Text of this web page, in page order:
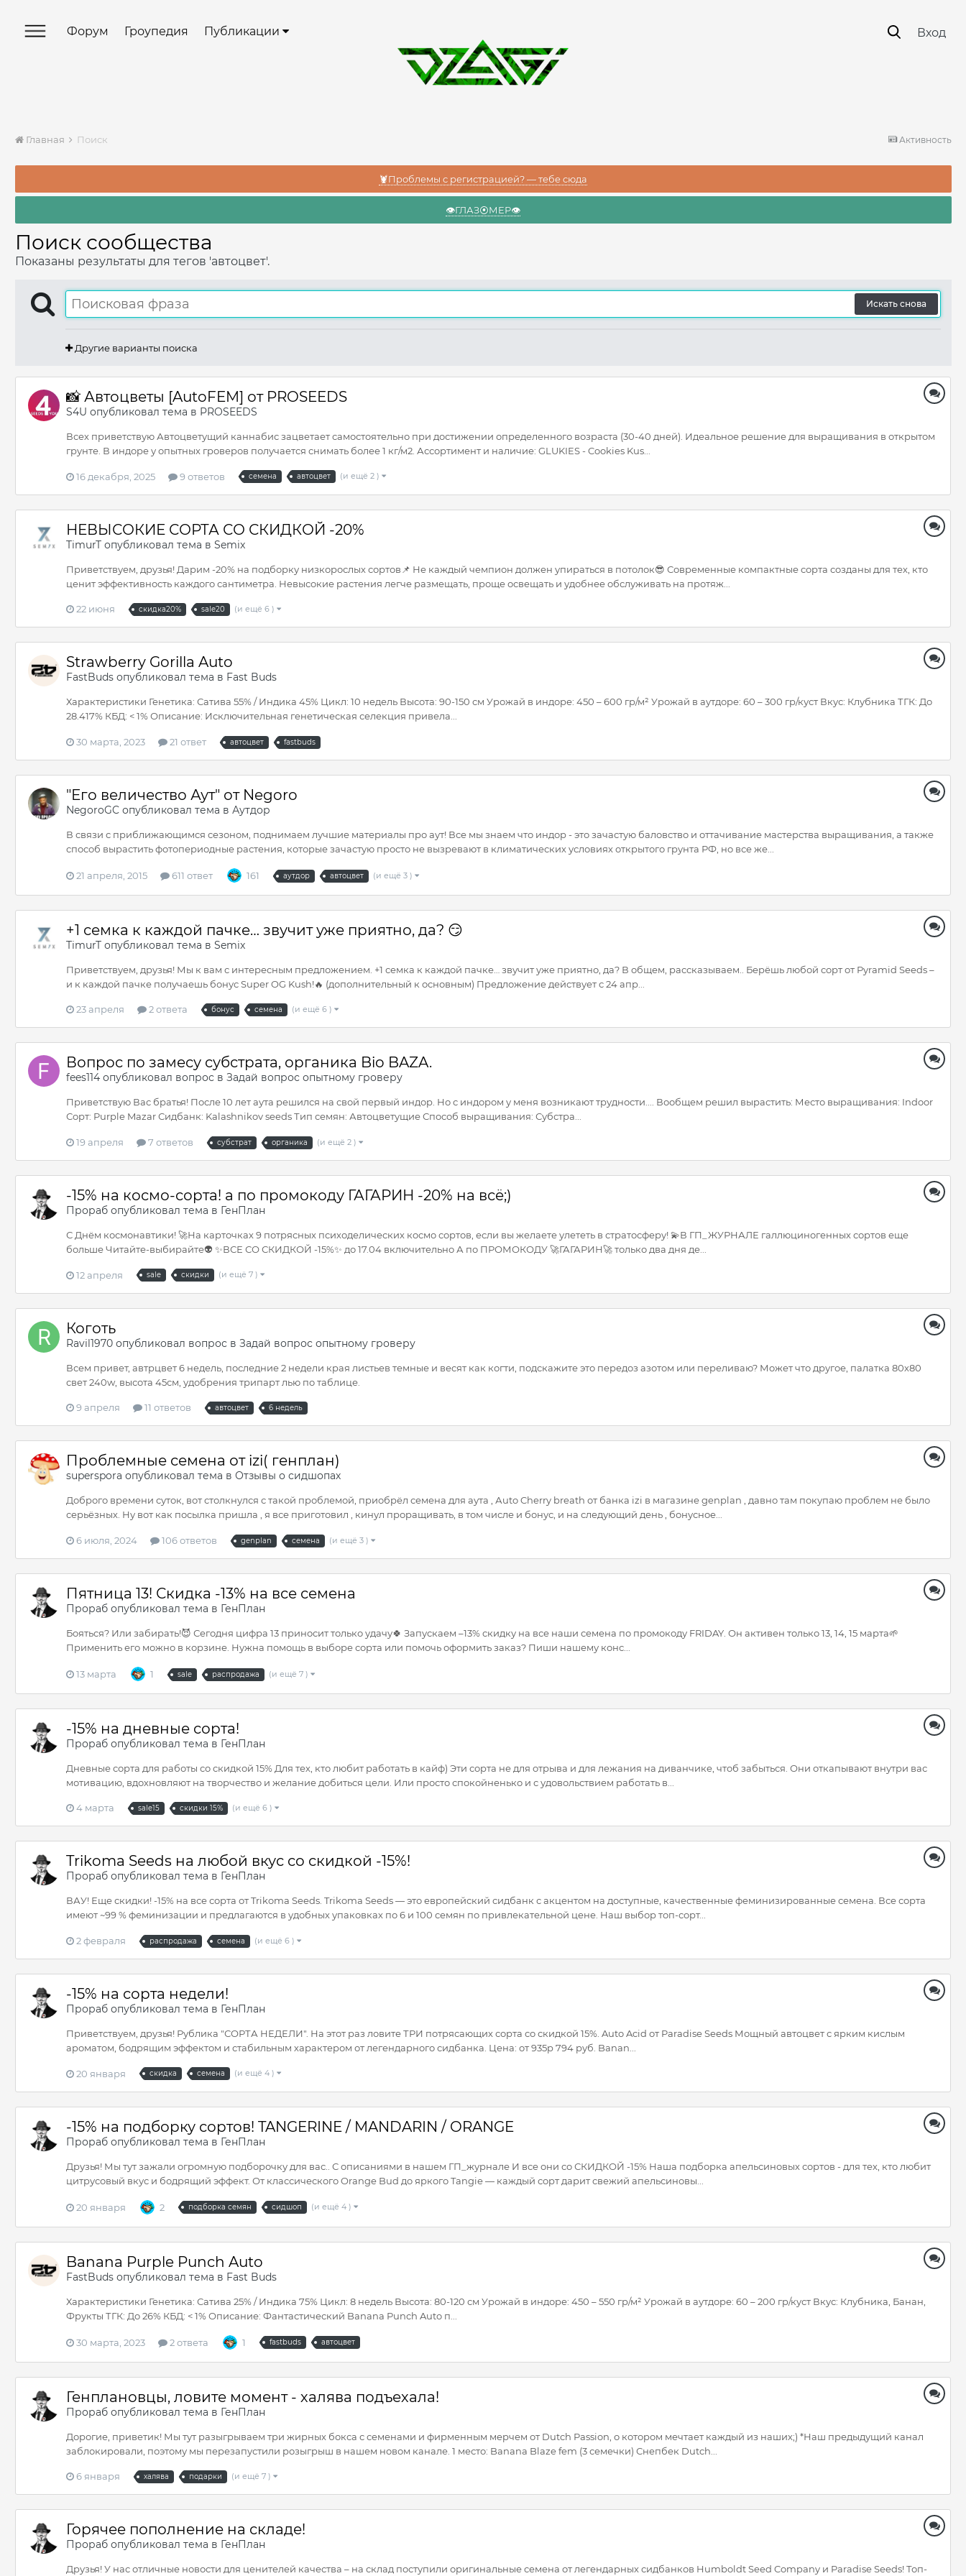
Форум Гроупедия Публикации Вход
Активность
Главная Поиск
🦞Проблемы с регистрацией? — тебе сюда
👁️ГЛАЗ⦿МЕР👁️
Поиск сообщества
Показаны результаты для тегов 'автоцвет'.
Искать снова
Другие варианты поиска
📸 Автоцветы [AutoFEM] от PROSEEDS
S4U опубликовал тема в PROSEEDS
Всех приветствую Автоцветущий каннабис зацветает самостоятельно при достижении определенного возраста (30-40 дней). Идеальное решение для выращивания в открытом
грунте. В индоре у опытных гроверов получается снимать более 1 кг/м2. Ассортимент и наличие: GLUKIES - Cookies Kus...
16 декабря, 2025 9 ответов семена автоцвет (и ещё 2 )
НЕВЫСОКИЕ СОРТА СО СКИДКОЙ -20%
TimurT опубликовал тема в Semix
Приветствуем, друзья! Дарим -20% на подборку низкорослых сортов📌 Не каждый чемпион должен упираться в потолок😎 Современные компактные сорта созданы для тех, кто
ценит эффективность каждого сантиметра. Невысокие растения легче размещать, проще освещать и удобнее обслуживать на протяж...
22 июня скидка20% sale20 (и ещё 6 )
Strawberry Gorilla Auto
FastBuds опубликовал тема в Fast Buds
Характеристики Генетика: Сатива 55% / Индика 45% Цикл: 10 недель Высота: 90-150 см Урожай в индоре: 450 – 600 гр/м² Урожай в аутдоре: 60 – 300 гр/куст Вкус: Клубника ТГК: До
28.417% КБД: < 1% Описание: Исключительная генетическая селекция привела...
30 марта, 2023 21 ответ автоцвет fastbuds
"Его величество Аут" от Negoro
NegoroGC опубликовал тема в Аутдор
В связи с приближающимся сезоном, поднимаем лучшие материалы про аут! Все мы знаем что индор - это зачастую баловство и оттачивание мастерства выращивания, а также
способ вырастить фотопериодные растения, которые зачастую просто не вызревают в климатических условиях открытого грунта РФ, но все же...
21 апреля, 2015 611 ответ 161 аутдор автоцвет (и ещё 3 )
+1 семка к каждой пачке… звучит уже приятно, да? 😏
TimurT опубликовал тема в Semix
Приветствуем, друзья! Мы к вам с интересным предложением. +1 семка к каждой пачке… звучит уже приятно, да? В общем, рассказываем.. Берёшь любой сорт от Pyramid Seeds –
и к каждой пачке получаешь бонус Super OG Kush!🔥 (дополнительный к основным) Предложение действует с 24 апр...
23 апреля 2 ответа бонус семена (и ещё 6 )
Вопрос по замесу субстрата, органика Bio BAZA.
fees114 опубликовал вопрос в Задай вопрос опытному гроверу
Приветствую Вас братья! После 10 лет аута решился на свой первый индор. Но с индором у меня возникают трудности.... Вообщем решил вырастить: Место выращивания: Indoor
Сорт: Purple Mazar Сидбанк: Kalashnikov seeds Тип семян: Автоцветущие Способ выращивания: Субстра...
19 апреля 7 ответов субстрат органика (и ещё 2 )
-15% на космо-сорта! а по промокоду ГАГАРИН -20% на всё;)
Прораб опубликовал тема в ГенПлан
С Днём космонавтики! 🚀На карточках 9 потрясных психоделических космо сортов, если вы желаете улететь в стратосферу! 💫В ГП_ЖУРНАЛЕ галлюциногенных сортов еще
больше Читайте-выбирайте👽 ✨ВСЕ СО СКИДКОЙ -15%✨ до 17.04 включительно А по ПРОМОКОДУ 🚀ГАГАРИН🚀 только два дня де...
12 апреля sale скидки (и ещё 7 )
Коготь
Ravil1970 опубликовал вопрос в Задай вопрос опытному гроверу
Всем привет, автрцвет 6 недель, последние 2 недели края листьев темные и весят как когти, подскажите это передоз азотом или переливаю? Может что другое, палатка 80х80
свет 240w, высота 45см, удобрения трипарт лью по таблице.
9 апреля 11 ответов автоцвет 6 недель
Проблемные семена от izi( генплан)
superspora опубликовал тема в Отзывы о сидшопах
Доброго времени суток, вот столкнулся с такой проблемой, приобрёл семена для аута , Аuto Cherry breath от банка izi в магазине genplan , давно там покупаю проблем не было
серьёзных. Ну вот как посылка пришла , я все приготовил , кинул проращивать, в том числе и бонус, и на следующий день , бонусное...
6 июля, 2024 106 ответов genplan семена (и ещё 3 )
Пятница 13! Скидка -13% на все семена
Прораб опубликовал тема в ГенПлан
Бояться? Или забирать!😈 Сегодня цифра 13 приносит только удачу🍀 Запускаем –13% скидку на все наши семена по промокоду FRIDAY. Он активен только 13, 14, 15 марта🌱
Применить его можно в корзине. Нужна помощь в выборе сорта или помочь оформить заказ? Пиши нашему конс...
13 марта 1 sale распродажа (и ещё 7 )
-15% на дневные сорта!
Прораб опубликовал тема в ГенПлан
Дневные сорта для работы со скидкой 15% Для тех, кто любит работать в кайф) Эти сорта не для отрыва и для лежания на диванчике, чтоб забыться. Они откапывают внутри вас
мотивацию, вдохновляют на творчество и желание добиться цели. Или просто спокойненько и с удовольствием работать в...
4 марта sale15 скидки 15% (и ещё 6 )
Trikoma Seeds на любой вкус со скидкой -15%!
Прораб опубликовал тема в ГенПлан
ВАУ! Еще скидки! -15% на все сорта от Trikoma Seeds. Trikoma Seeds — это европейский сидбанк с акцентом на доступные, качественные феминизированные семена. Все сорта
имеют ~99 % феминизации и предлагаются в удобных упаковках по 6 и 100 семян по привлекательной цене. Наш выбор топ-сорт...
2 февраля распродажа семена (и ещё 6 )
-15% на сорта недели!
Прораб опубликовал тема в ГенПлан
Приветствуем, друзья! Рублика "СОРТА НЕДЕЛИ". На этот раз ловите ТРИ потрясающих сорта со скидкой 15%. Auto Acid от Paradise Seeds Мощный автоцвет с ярким кислым
ароматом, бодрящим эффектом и стабильным характером от легендарного сидбанка. Цена: от 935р 794 руб. Banan...
20 января скидка семена (и ещё 4 )
-15% на подборку сортов! TANGERINE / MANDARIN / ORANGE
Прораб опубликовал тема в ГенПлан
Друзья! Мы тут зажали огромную подборочку для вас.. С описаниями в нашем ГП_журнале И все они со СКИДКОЙ -15% Наша подборка апельсиновых сортов - для тех, кто любит
цитрусовый вкус и бодрящий эффект. От классического Orange Bud до яркого Tangie — каждый сорт дарит свежий апельсиновы...
20 января 2 подборка семян сидшоп (и ещё 4 )
Banana Purple Punch Auto
FastBuds опубликовал тема в Fast Buds
Характеристики Генетика: Сатива 25% / Индика 75% Цикл: 8 недель Высота: 80-120 см Урожай в индоре: 450 – 550 гр/м² Урожай в аутдоре: 60 – 200 гр/куст Вкус: Клубника, Банан,
Фрукты ТГК: До 26% КБД: < 1% Описание: Фантастический Banana Punch Auto п...
30 марта, 2023 2 ответа 1 fastbuds автоцвет
Генплановцы, ловите момент - халява подъехала!
Прораб опубликовал тема в ГенПлан
Дорогие, приветик! Мы тут разыгрываем три жирных бокса с семенами и фирменным мерчем от Dutch Passion, о котором мечтает каждый из наших;) *Наш предыдущий канал
заблокировали, поэтому мы перезапустили розыгрыш в нашем новом канале. 1 место: Banana Blaze fem (3 семечки) Снепбек Dutch...
6 января халява подарки (и ещё 7 )
Горячее пополнение на складе!
Прораб опубликовал тема в ГенПлан
Друзья! У нас отличные новости для ценителей качества – на склад поступили оригинальные семена от легендарных сидбанков Humboldt Seed Company и Paradise Seeds! Топ-